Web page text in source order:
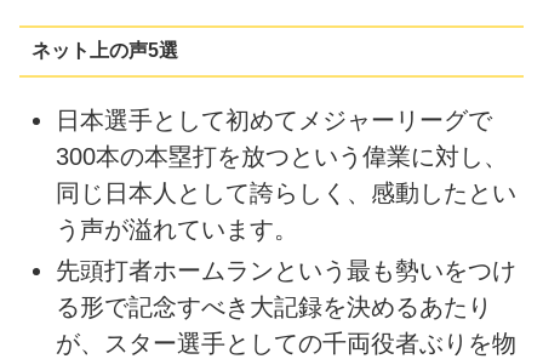
ネット上の声5選
日本選手として初めてメジャーリーグで
300本の本塁打を放つという偉業に対し、
同じ日本人として誇らしく、感動したとい
う声が溢れています。
先頭打者ホームランという最も勢いをつけ
る形で記念すべき大記録を決めるあたり
が、スター選手としての千両役者ぶりを物